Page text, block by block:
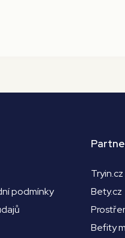
podmínky
Tryin.cz
Bety.cz
Befity